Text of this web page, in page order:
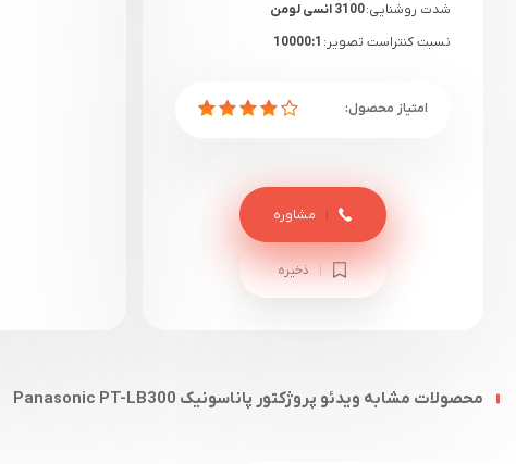
شدت روشنایی:3100 انسی لومن
نسبت کنتراست تصویر:
ذخیره
مشاوره
محصولات مشابه ویدئو پروژکتور پاناسونیک Panasonic PT-LB300